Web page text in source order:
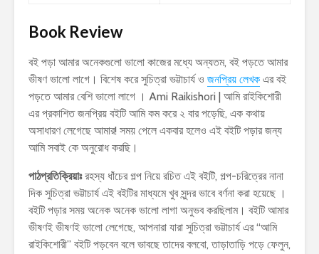
Book Review
বই পড়া আমার অনেকগুলো ভালো কাজের মধ্যে অন্যতম, বই পড়তে আমার
ভীষণ ভালো লাগে। বিশেষ করে সুচিত্রা ভট্টাচার্য ও জনপ্রিয় লেখক এর বই
পড়তে আমার বেশি ভালো লাগে । Ami Raikishori | আমি রাইকিশোরী
এর প্রকাশিত জনপ্রিয় বইটি আমি কম করে ২ বার পড়েছি, এক কথায়
অসাধারণ লেগেছে আমার! সময় পেলে একবার হলেও এই বইটি পড়ার জন্য
আমি সবাই কে অনুরোধ করছি।
পাঠপ্রতিক্রিয়াঃরহস্য ধাঁচের গল্প নিয়ে রচিত এই বইটি, গল্প-চরিত্রের নানা
দিক সুচিত্রা ভট্টাচার্য এই বইটির মাধ্যমে খুব সুন্দর ভাবে বর্ণনা করা হয়েছে ।
বইটি পড়ার সময় অনেক অনেক ভালো লাগা অনুভব করছিলাম। বইটি আমার
ভীষণই ভীষণই ভালো লেগেছে, আপনারা যারা সুচিত্রা ভট্টাচার্য এর “আমি
রাইকিশোরী” বইটি পড়বেন বলে ভাবছে তাদের বলবো, তাড়াতাড়ি পড়ে ফেলুন,